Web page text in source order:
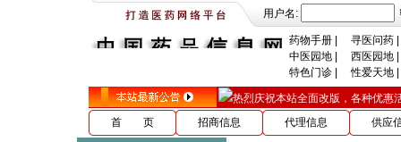
用户名:
药物手册 寻医问药
中医园地
西医园地
特色门诊| 性爱天地|
热烈庆祝本站全面改版，各种优惠
首 页
招商信息 代理信息 供应